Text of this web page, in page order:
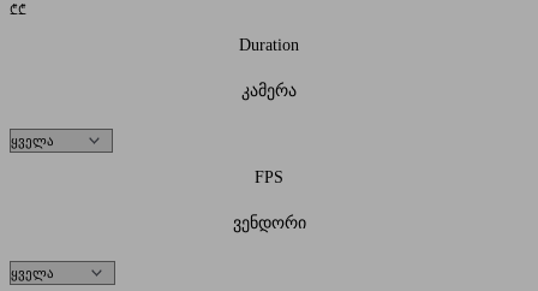
₾₾
Duration
კამერა
FPS
ვენდორი